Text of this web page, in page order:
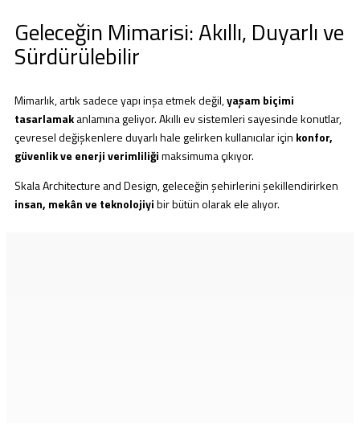
Geleceğin Mimarisi: Akıllı, Duyarlı ve
Sürdürülebilir
Mimarlık, artık sadece yapı inşa etmek değil,yaşam biçimi
tasarlamakanlamına geliyor. Akıllı ev sistemleri sayesinde konutlar,
çevresel değişkenlere duyarlı hale gelirken kullanıcılar için konfor,
güvenlik ve enerji verimliliğimaksimuma çıkıyor.
Skala Architecture and Design, geleceğin şehirlerini şekillendirirken
insan, mekân ve teknolojiyibir bütün olarak ele alıyor.